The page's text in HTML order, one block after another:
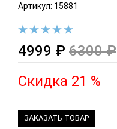
Артикул: 15881
4999 ₽ 6300 ₽
Скидка 21 %
ЗАКАЗАТЬ ТОВАР